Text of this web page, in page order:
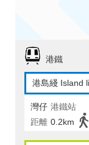
港鐵
港島綫 Island
灣仔 港鐵站
距離 0.2km